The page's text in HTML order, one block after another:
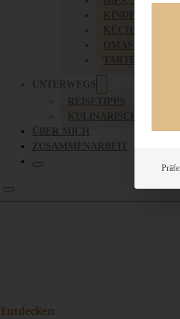
UNTERWEGS
REISETIPPS
KULINARISCH
ÜBER MICH
ZUSAMMENARBEIT
Entdecken